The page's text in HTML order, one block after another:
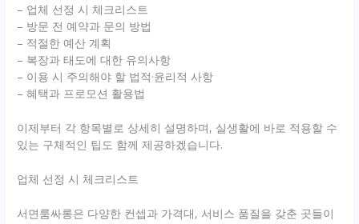
– 업체 선정 시 체크리스트
– 방문 전 예약과 문의 방법
– 적절한 예산 계획
– 복장과 태도에 대한 유의사항
– 이용 시 주의해야 할 법적·윤리적 사항
– 혜택과 프로모션 활용법
이제부터 각 항목별로 상세히 설명하며, 실생활에 바로 적용할 수
있는 구체적인 팁도 함께 제공하겠습니다.
업체 선정 시 체크리스트
서면룸싸롱은 다양한 컨셉과 가격대, 서비스 품질을 갖춘 곳들이